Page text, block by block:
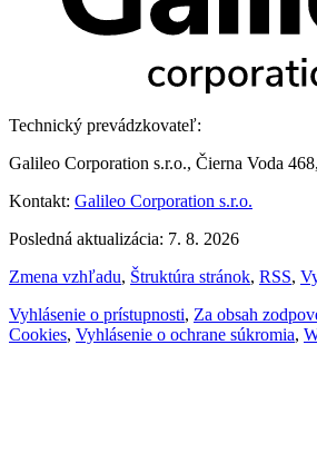
Technický prevádzkovateľ:
Galileo Corporation s.r.o., Čierna Voda
Kontakt: Galileo Corporation s.r.o.
Posledná aktualizácia: 7. 8. 2026
Zmena vzhľadu, Štruktúra stránok, RSS,
Vyhlásenie o prístupnosti, Za obsah
Cookies, Vyhlásenie o ochrane súkromia,